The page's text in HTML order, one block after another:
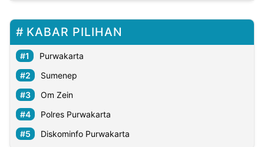
KABAR PILIHAN
Purwakarta
Sumenep
Om Zein
Polres Purwakarta
Diskominfo Purwakarta